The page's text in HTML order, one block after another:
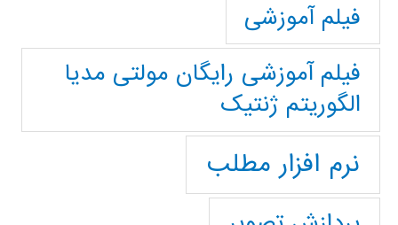
فیلم آموزشی
فیلم آموزشی رایگان مولتی مدیا
الگوریتم ژنتیک
نرم افزار مطلب